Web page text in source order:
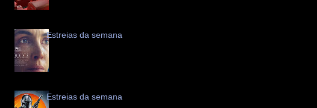
Estreias da semana
Estreias da semana